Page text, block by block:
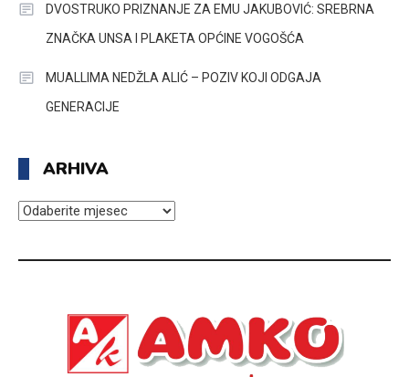
DVOSTRUKO PRIZNANJE ZA EMU JAKUBOVIĆ: SREBRNA
ZNAČKA UNSA I PLAKETA OPĆINE VOGOŠĆA
MUALLIMA NEDŽLA ALIĆ – POZIV KOJI ODGAJA
GENERACIJE
ARHIVA
ARHIVA